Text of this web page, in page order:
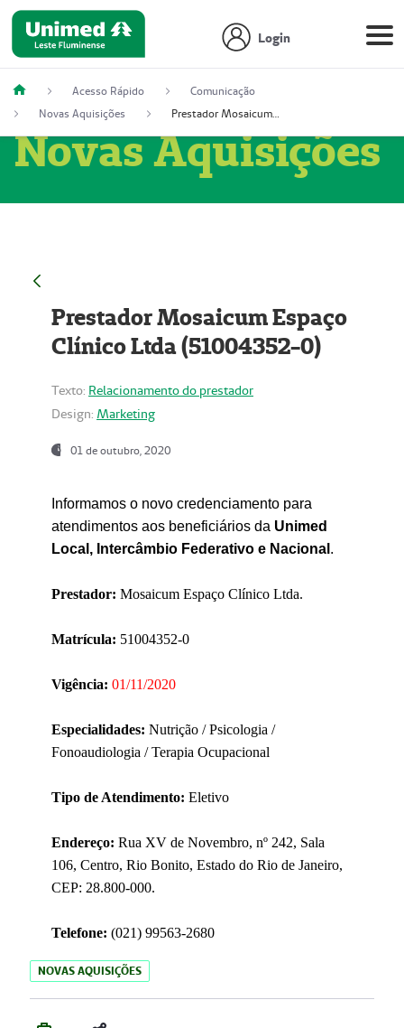
Login
Acesso Rápido
Comunicação
Novas Aquisições
Prestador Mosaicum Espaço Clínico Ltda (51004352-0)
Novas Aquisições
Prestador Mosaicum Espaço
Clínico Ltda (51004352-0)
Texto: Relacionamento do prestador
Design: Marketing
01 de outubro, 2020
Informamos o novo credenciamento para
atendimentos aos beneficiários da Unimed
Local, Intercâmbio Federativo e Nacional .
Prestador: Mosaicum Espaço Clínico Ltda.
Matrícula: 51004352-0
Vigência: 01/11/2020
Especialidades: Nutrição / Psicologia /
Fonoaudiologia / Terapia Ocupacional
Tipo de Atendimento: Eletivo
Endereço: Rua XV de Novembro, nº 242, Sala
106, Centro, Rio Bonito, Estado do Rio de Janeiro,
CEP: 28.800-000.
Telefone: (021) 99563-2680
NOVAS AQUISIÇÕES